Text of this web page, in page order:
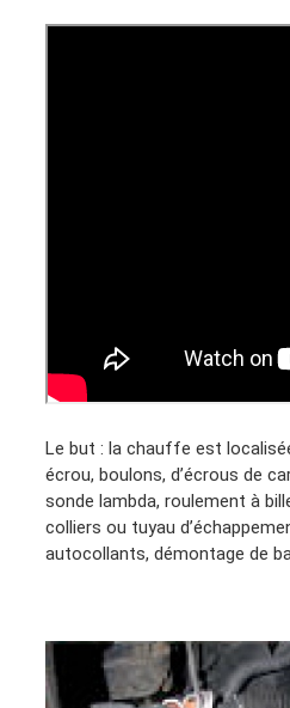
Le but : la chauffe est
écrou, boulons, d’écrous de
sonde lambda, roulement à
colliers ou tuyau
autocollants, démontage de